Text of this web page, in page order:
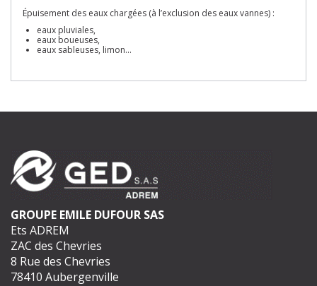
Épuisement des eaux chargées (à l’exclusion des eaux vannes) :
eaux pluviales,
eaux boueuses,
eaux sableuses, limon...
GROUPE EMILE DUFOUR SAS
Ets ADREM
ZAC des Chevries
8 Rue des Chevries
78410 Aubergenville